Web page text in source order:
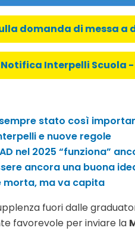
domanda di messa a
Interpelli Scuola
stato così
e nuove regole
nel 2025 “funziona”
ancora una buona
morta, ma va capita
fuori dalle
favorevole per inviare la